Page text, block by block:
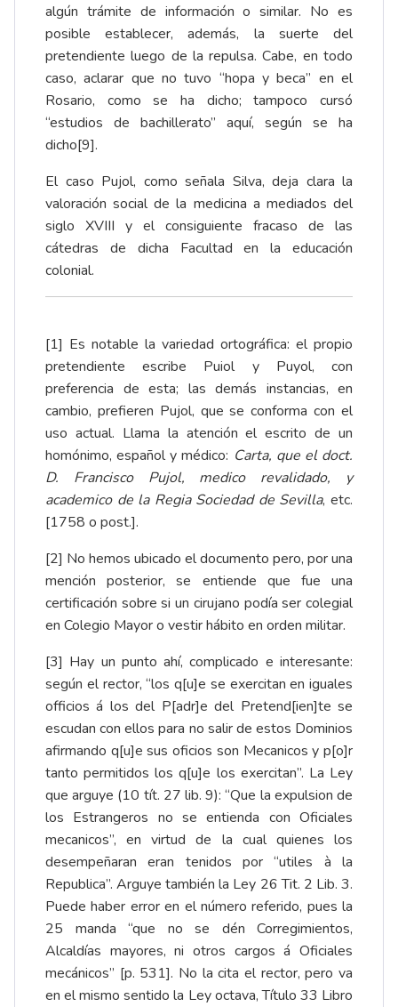
algún trámite de información o similar. No es
posible establecer, además, la suerte del
pretendiente luego de la repulsa. Cabe, en todo
caso, aclarar que no tuvo “hopa y beca” en el
Rosario, como se ha dicho; tampoco cursó
“estudios de bachillerato” aquí, según se ha
dicho[9].
El caso Pujol, como señala Silva, deja clara la
valoración social de la medicina a mediados del
siglo XVIII y el consiguiente fracaso de las
cátedras de dicha Facultad en la educación
colonial.
[1] Es notable la variedad ortográfica: el propio
pretendiente escribe Puiol y Puyol, con
preferencia de esta; las demás instancias, en
cambio, prefieren Pujol, que se conforma con el
uso actual. Llama la atención el escrito de un
homónimo, español y médico: Carta, que el doct.
D. Francisco Pujol, medico revalidado, y
academico de la Regia Sociedad de Sevilla, etc.
[1758 o post.].
[2] No hemos ubicado el documento pero, por una
mención posterior, se entiende que fue una
certificación sobre si un cirujano podía ser colegial
en Colegio Mayor o vestir hábito en orden militar.
[3] Hay un punto ahí, complicado e interesante:
según el rector, “los q[u]e se exercitan en iguales
officios á los del P[adr]e del Pretend[ien]te se
escudan con ellos para no salir de estos Dominios
afirmando q[u]e sus oficios son Mecanicos y p[o]r
tanto permitidos los q[u]e los exercitan”. La Ley
que arguye (10 tít. 27 lib. 9): “Que la expulsion de
los Estrangeros no se entienda con Oficiales
mecanicos”, en virtud de la cual quienes los
desempeñaran eran tenidos por “utiles à la
Republica”. Arguye también la Ley 26 Tit. 2 Lib. 3.
Puede haber error en el número referido, pues la
25 manda “que no se dén Corregimientos,
Alcaldías mayores, ni otros cargos á Oficiales
mecánicos” [p. 531]. No la cita el rector, pero va
en el mismo sentido la Ley octava, Título 33 Libro